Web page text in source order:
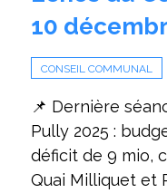
10
CONSEIL COMMUNAL
📌 Dernière
Pully 2025 :
déficit de 9 mio,
Quai Milliquet et